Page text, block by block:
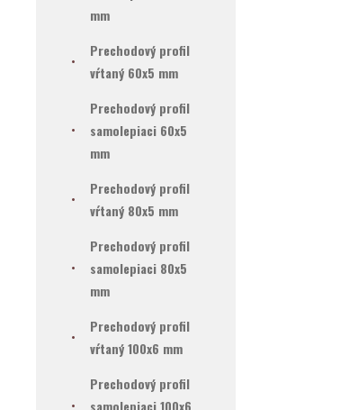
mm
Prechodový profil
vŕtaný 60x5 mm
Prechodový profil
samolepiaci 60x5
mm
Prechodový profil
vŕtaný 80x5 mm
Prechodový profil
samolepiaci 80x5
mm
Prechodový profil
vŕtaný 100x6 mm
Prechodový profil
samolepiaci 100x6